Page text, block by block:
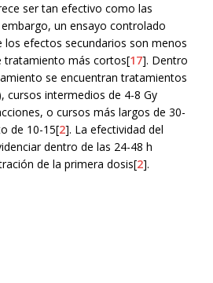
ser tan efectivo como las
un ensayo controlado
los efectos secundarios son menos
tratamiento más cortos[17]. Dentro
se encuentran tratamientos
cursos intermedios de 4-8 Gy
o cursos más largos de 30-
de 10-15[2]. La efectividad del
dentro de las 24-48 h
de la primera dosis[2].